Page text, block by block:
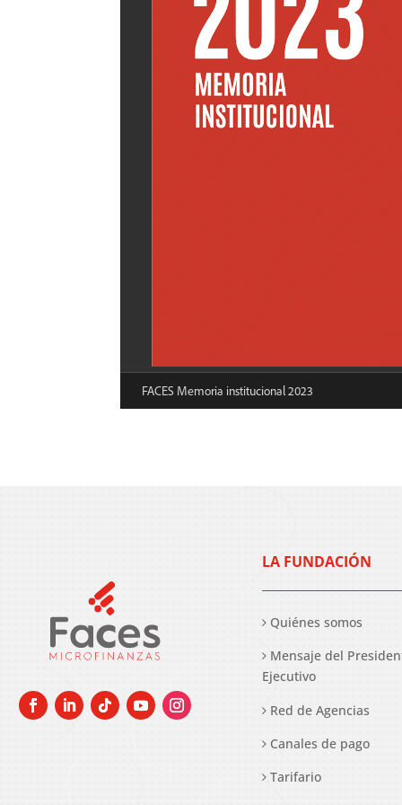
LA FUNDACIÓN
Quiénes somos
Mensaje del
Ejecutivo
Red de Agencias
Canales de pago
Tarifario